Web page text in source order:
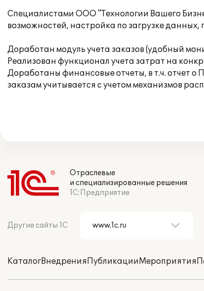
Специалистами ООО "Технологии Вашего
возможностей, настройка по загрузке
Доработан модуль учета заказов (удобный
Реализован функционал учета затрат на
Доработаны финансовые отчеты, в т.ч. отчет о
заказам учитывается с учетом механизмов
Отраслевые
и специализированные решения
1С:Предприятие
Другие сайты 1С
КаталогВнедренияПубликацииМероприятия